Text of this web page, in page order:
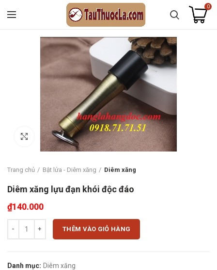
0
Click to enlarge
Trang chủ Bật lửa - Diêm xăng Diêm xăng
Diêm xăng lựu đạn khói độc đáo
₫140.000
Diêm xăng lựu đạn khói độc đáo số lượng
THÊM VÀO GIỎ HÀNG
Danh mục: Diêm xăng